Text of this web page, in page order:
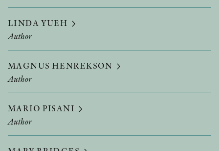
LINDA YUEH
Author
MAGNUS HENREKSON
Author
MARIO PISANI
Author